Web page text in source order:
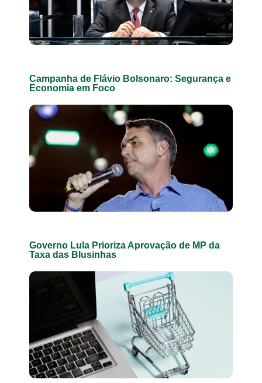
Campanha de Flávio Bolsonaro: Segurança e
Economia em Foco
Governo Lula Prioriza Aprovação de MP da
Taxa das Blusinhas